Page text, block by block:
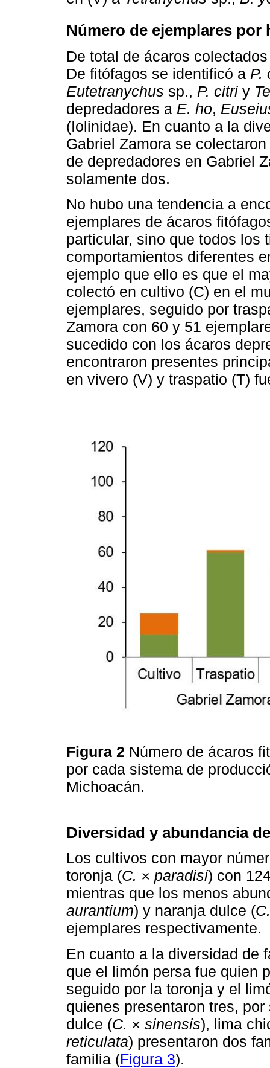
Número de ejemplares por
De total de ácaros
De fitófagos se identificó a P.
Eutetranychus sp., P. citri y
depredadores a E. ho,
(Iolinidae). En cuanto a la
Gabriel Zamora se
de depredadores en Gabriel
solamente dos.
No hubo una tendencia a
ejemplares de ácaros
particular, sino que todos los
comportamientos diferentes
ejemplo que ello es que el
colectó en cultivo (C) en el
ejemplares, seguido por
Zamora con 60 y 51
sucedido con los ácaros
encontraron presentes
en vivero (V) y traspatio (T)
Figura 2 Número de ácaros
por cada sistema de
Michoacán.
Diversidad y abundancia
Los cultivos con mayor
toronja (C. × paradisi) con
mientras que los menos
aurantium) y naranja dulce (
ejemplares respectivamente.
En cuanto a la diversidad de
que el limón persa fue quien
seguido por la toronja y el
quienes presentaron tres,
dulce (C. × sinensis), lima
reticulata) presentaron dos
familia (Figura 3).